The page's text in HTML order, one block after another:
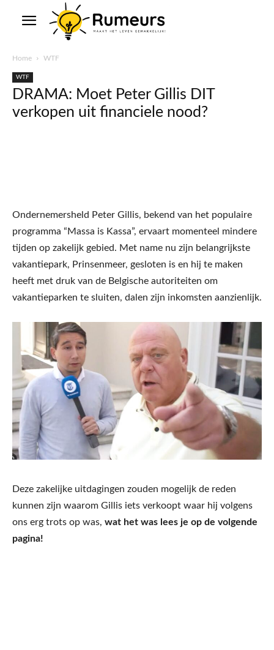
Home WTF
WTF
DRAMA: Moet Peter Gillis DIT
verkopen uit financiele nood?
Ondernemersheld Peter Gillis, bekend van het populaire
programma “Massa is Kassa”, ervaart momenteel mindere
tijden op zakelijk gebied. Met name nu zijn belangrijkste
vakantiepark, Prinsenmeer, gesloten is en hij te maken
heeft met druk van de Belgische autoriteiten om
vakantieparken te sluiten, dalen zijn inkomsten aanzienlijk.
Deze zakelijke uitdagingen zouden mogelijk de reden
kunnen zijn waarom Gillis iets verkoopt waar hij volgens
ons erg trots op was, wat het was lees je op de volgende
pagina!